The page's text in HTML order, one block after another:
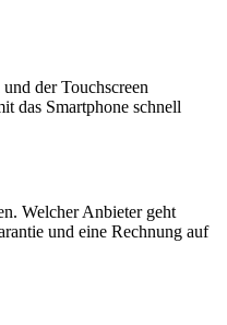
der Touchscreen
das Smartphone schnell
Welcher Anbieter geht
und eine Rechnung auf